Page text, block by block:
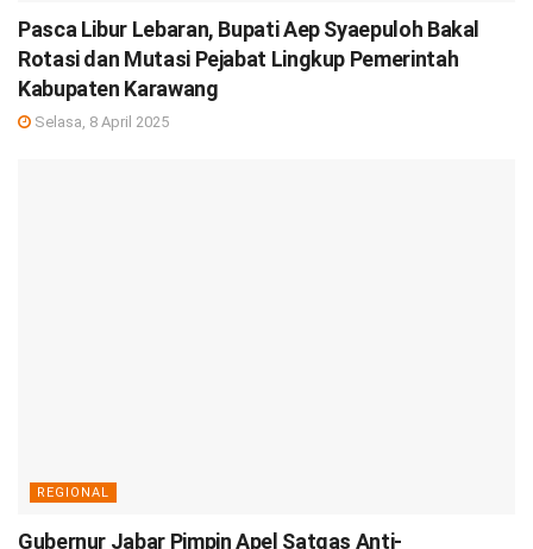
Pasca Libur Lebaran, Bupati Aep Syaepuloh Bakal
Rotasi dan Mutasi Pejabat Lingkup Pemerintah
Kabupaten Karawang
Selasa, 8 April 2025
REGIONAL
Gubernur Jabar Pimpin Apel Satgas Anti-